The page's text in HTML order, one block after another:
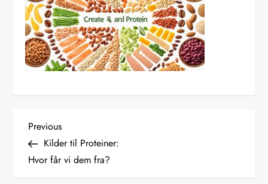
I
n
Previous
Post
Previous
Kilder til Proteiner:
Hvor får vi dem fra?